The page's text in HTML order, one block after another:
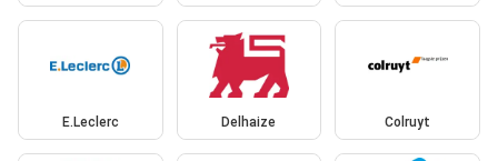
E.Leclerc Delhaize Colruyt